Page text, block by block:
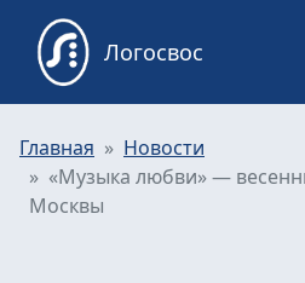
Логосвос
Главная
Новости
«Музыка любви» ―
Москвы